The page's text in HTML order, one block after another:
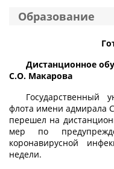
Образование
Дистанционное
С.О. Макарова
Государственный
флота имени адмирала
перешел на
мер по
коронавирусной
недели.